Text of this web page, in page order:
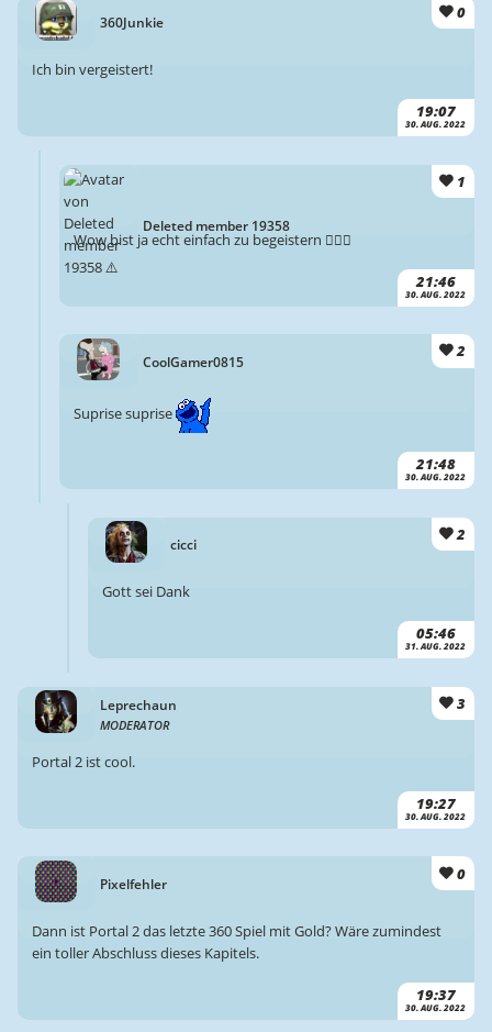
360Junkie
0
19:07
30. AUG. 2022
Ich bin vergeistert!
Deleted member 19358
1
21:46
30. AUG. 2022
Wow bist ja echt einfach zu begeistern 🤷🏻‍♂️
CoolGamer0815
2
21:48
30. AUG. 2022
Suprise suprise
cicci
2
05:46
31. AUG. 2022
Gott sei Dank
Leprechaun
MODERATOR
3
19:27
30. AUG. 2022
Portal 2 ist cool.
Pixelfehler
0
19:37
30. AUG. 2022
Dann ist Portal 2 das letzte 360 Spiel mit Gold? Wäre zumindest
ein toller Abschluss dieses Kapitels.